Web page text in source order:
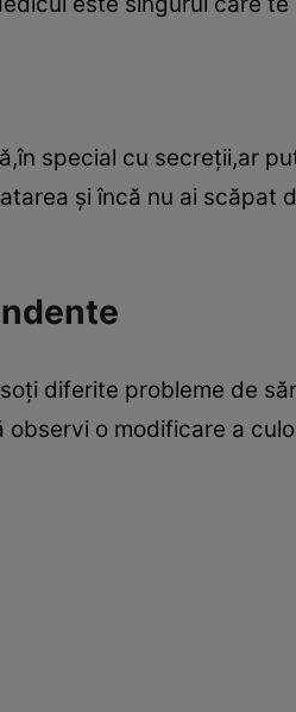
special cu secreţii,ar
şi încă nu ai scăpat
diferite probleme de
observi o modificare a